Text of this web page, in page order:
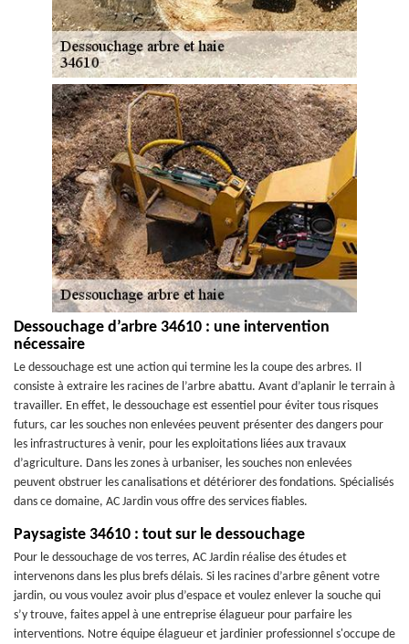
Dessouchage d’arbre 34610 : une intervention
nécessaire
Le dessouchage est une action qui termine les la coupe des arbres. Il
consiste à extraire les racines de l’arbre abattu. Avant d’aplanir le terrain à
travailler. En effet, le dessouchage est essentiel pour éviter tous risques
futurs, car les souches non enlevées peuvent présenter des dangers pour
les infrastructures à venir, pour les exploitations liées aux travaux
d’agriculture. Dans les zones à urbaniser, les souches non enlevées
peuvent obstruer les canalisations et détériorer des fondations. Spécialisés
dans ce domaine, AC Jardin vous offre des services fiables.
Paysagiste 34610 : tout sur le dessouchage
Pour le dessouchage de vos terres, AC Jardin réalise des études et
intervenons dans les plus brefs délais. Si les racines d’arbre gênent votre
jardin, ou vous voulez avoir plus d’espace et voulez enlever la souche qui
s’y trouve, faites appel à une entreprise élagueur pour parfaire les
interventions. Notre équipe élagueur et jardinier professionnel s'occupe de